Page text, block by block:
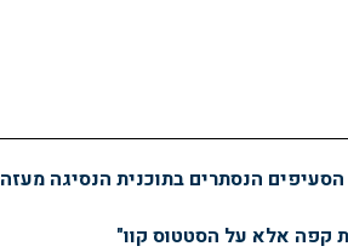
הנסתרים בתוכנית הנסיגה מעזה
קפה אלא על הסטטוס קוו"